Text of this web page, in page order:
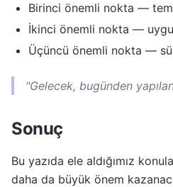
Birinci önemli nokta —
İkinci önemli nokta —
Üçüncü önemli nokta —
"Gelecek, bugünden
Sonuç
Bu yazıda ele aldığımız
daha da büyük önem